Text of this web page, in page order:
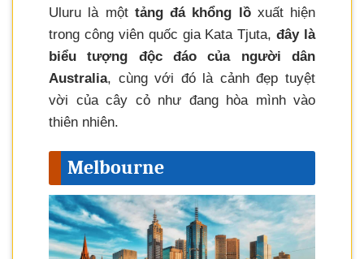
Uluru là một tảng đá khổng lồxuất hiện
trong công viên quốc gia Kata Tjuta,đây là
biểu tượng độc đáo của người dân
Australia, cùng với đó là cảnh đẹp tuyệt
vời của cây cỏ như đang hòa mình vào
thiên nhiên.
Melbourne